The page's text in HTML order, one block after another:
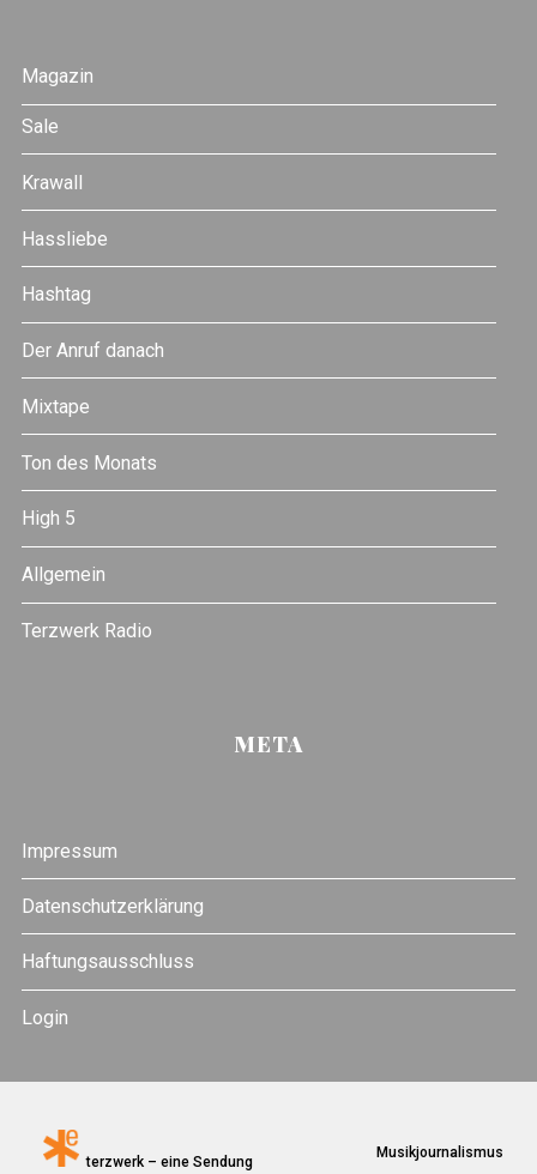
Magazin
Sale
Krawall
Hassliebe
Hashtag
Der Anruf danach
Mixtape
Ton des Monats
High 5
Allgemein
Terzwerk Radio
META
Impressum
Datenschutzerklärung
Haftungsausschluss
Login
terzwerk – eine Sendung
Musikjournalismus